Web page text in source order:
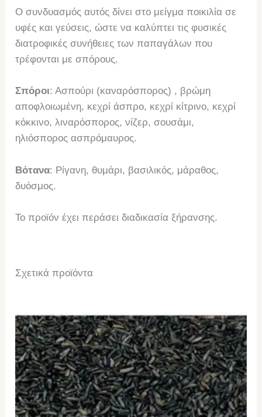
Ο συνδυασμός αυτός δίνει στο μείγμα ποικιλία σε
υφές και γεύσεις, ώστε να καλύπτει τις φυσικές
διατροφικές συνήθειες των παπαγάλων που
τρέφονται με σπόρους.
Σπόροι: Ασπούρι (καναρόσπορος) , βρώμη
αποφλοιωμένη, κεχρί άσπρο, κεχρί κίτρινο, κεχρί
κόκκινο, λιναρόσπορος, νίζερ, σουσάμι,
ηλιόσπορος ασπρόμαυρος.
Βότανα: Ρίγανη, θυμάρι, βασιλικός, μάραθος,
δυόσμος.
Το προϊόν έχει περάσει διαδικασία ξήρανσης.
Σχετικά προϊόντα